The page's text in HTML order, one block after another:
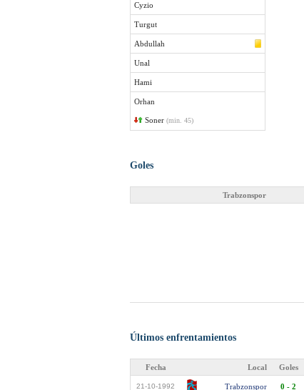
Cyzio
Turgut
Abdullah
Unal
Hami
Orhan
Soner (min. 45)
Goles
Trabzonspor
Últimos enfrentamientos
Fecha Local Goles
21-10-1992 Trabzonspor 0 - 2